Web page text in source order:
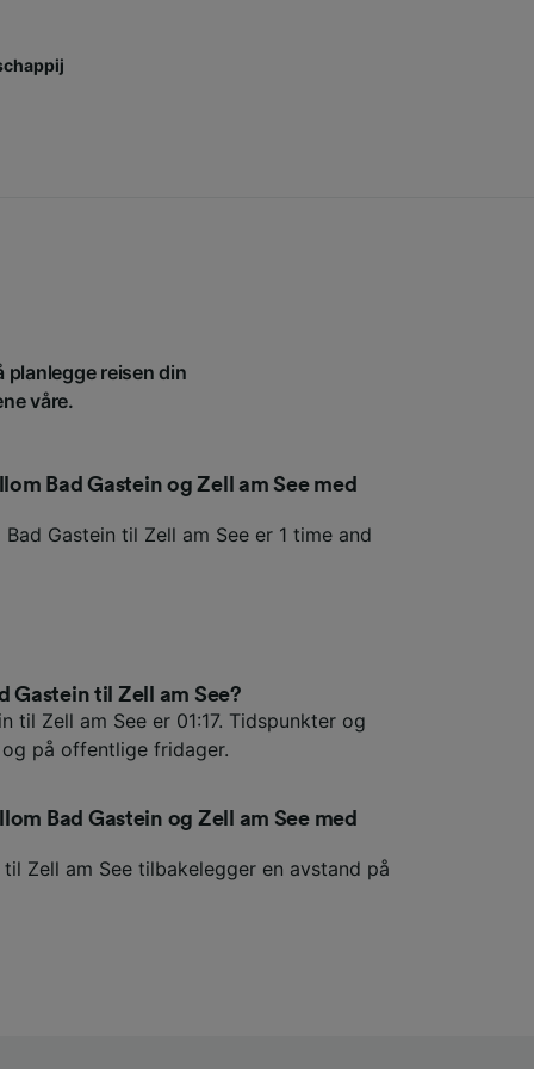
planlegge reisen din
våre.
Bad Gastein og Zell am See med
Gastein til Zell am See er 1 time and
Gastein til Zell am See?
til Zell am See er 01:17. Tidspunkter og
på offentlige fridager.
Bad Gastein og Zell am See med
Zell am See tilbakelegger en avstand på